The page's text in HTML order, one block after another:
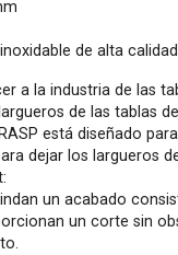
de alta
a la industria de las
de las tablas
está diseñado
dejar los largueros
un acabado
un corte sin